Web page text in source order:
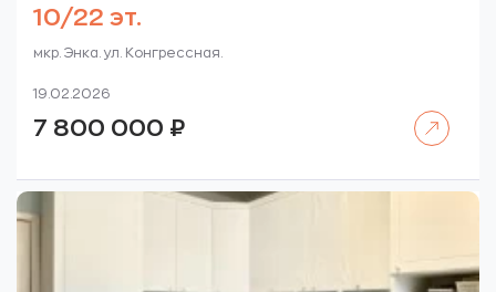
10/22 эт.
мкр. Энка. ул. Конгрессная.
19.02.2026
7 800 000 ₽